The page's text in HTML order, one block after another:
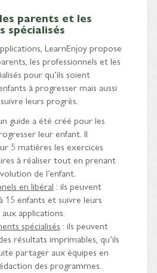
parents et les
spécialisés
LearnEnjoy propose
les professionnels et les
pour qu’ils soient
à progresser mais aussi
leurs progrès.
guide a été créé pour les
leur enfant. Il
5 matières les exercices
à réaliser tout en prenant
de l’enfant.
en libéral : ils peuvent
15 enfants et suivre leurs
applications.
spécialisés : ils peuvent
résultats imprimables, qu’ils
partager aux équipes en
des programmes.